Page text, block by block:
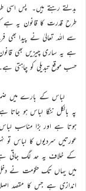
بدلتے رہتے ہیں۔ پس اسی
طرح قدرت کا قانون یہ ہے
سے اللہ تعالیٰ نے پیدا بھی
ہے یہ ساری چیزیں بھی
حسب موقع تبدیلی کو چاہتی
لباس کے بارے میں
پہ بالکل ننگا لباس ہو
ہوتا ہے اور بڑا مناسب
عورتیں سردیوں کا لباس تو
کے خلاف یہ حد لگ جاتی
میں یہاں تک حکومت نے
اندازی ہے جس کا مقصد